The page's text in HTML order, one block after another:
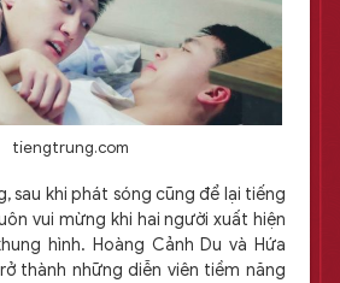
tiengtrung.com
sau khi phát sóng cũng để lại tiếng
vui mừng khi hai người xuất hiện
hình. Hoàng Cảnh Du và Hứa
thành những diễn viên tiềm năng